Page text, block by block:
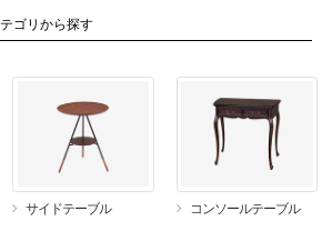
ゴリから探す
サイドテーブル コンソールテーブル